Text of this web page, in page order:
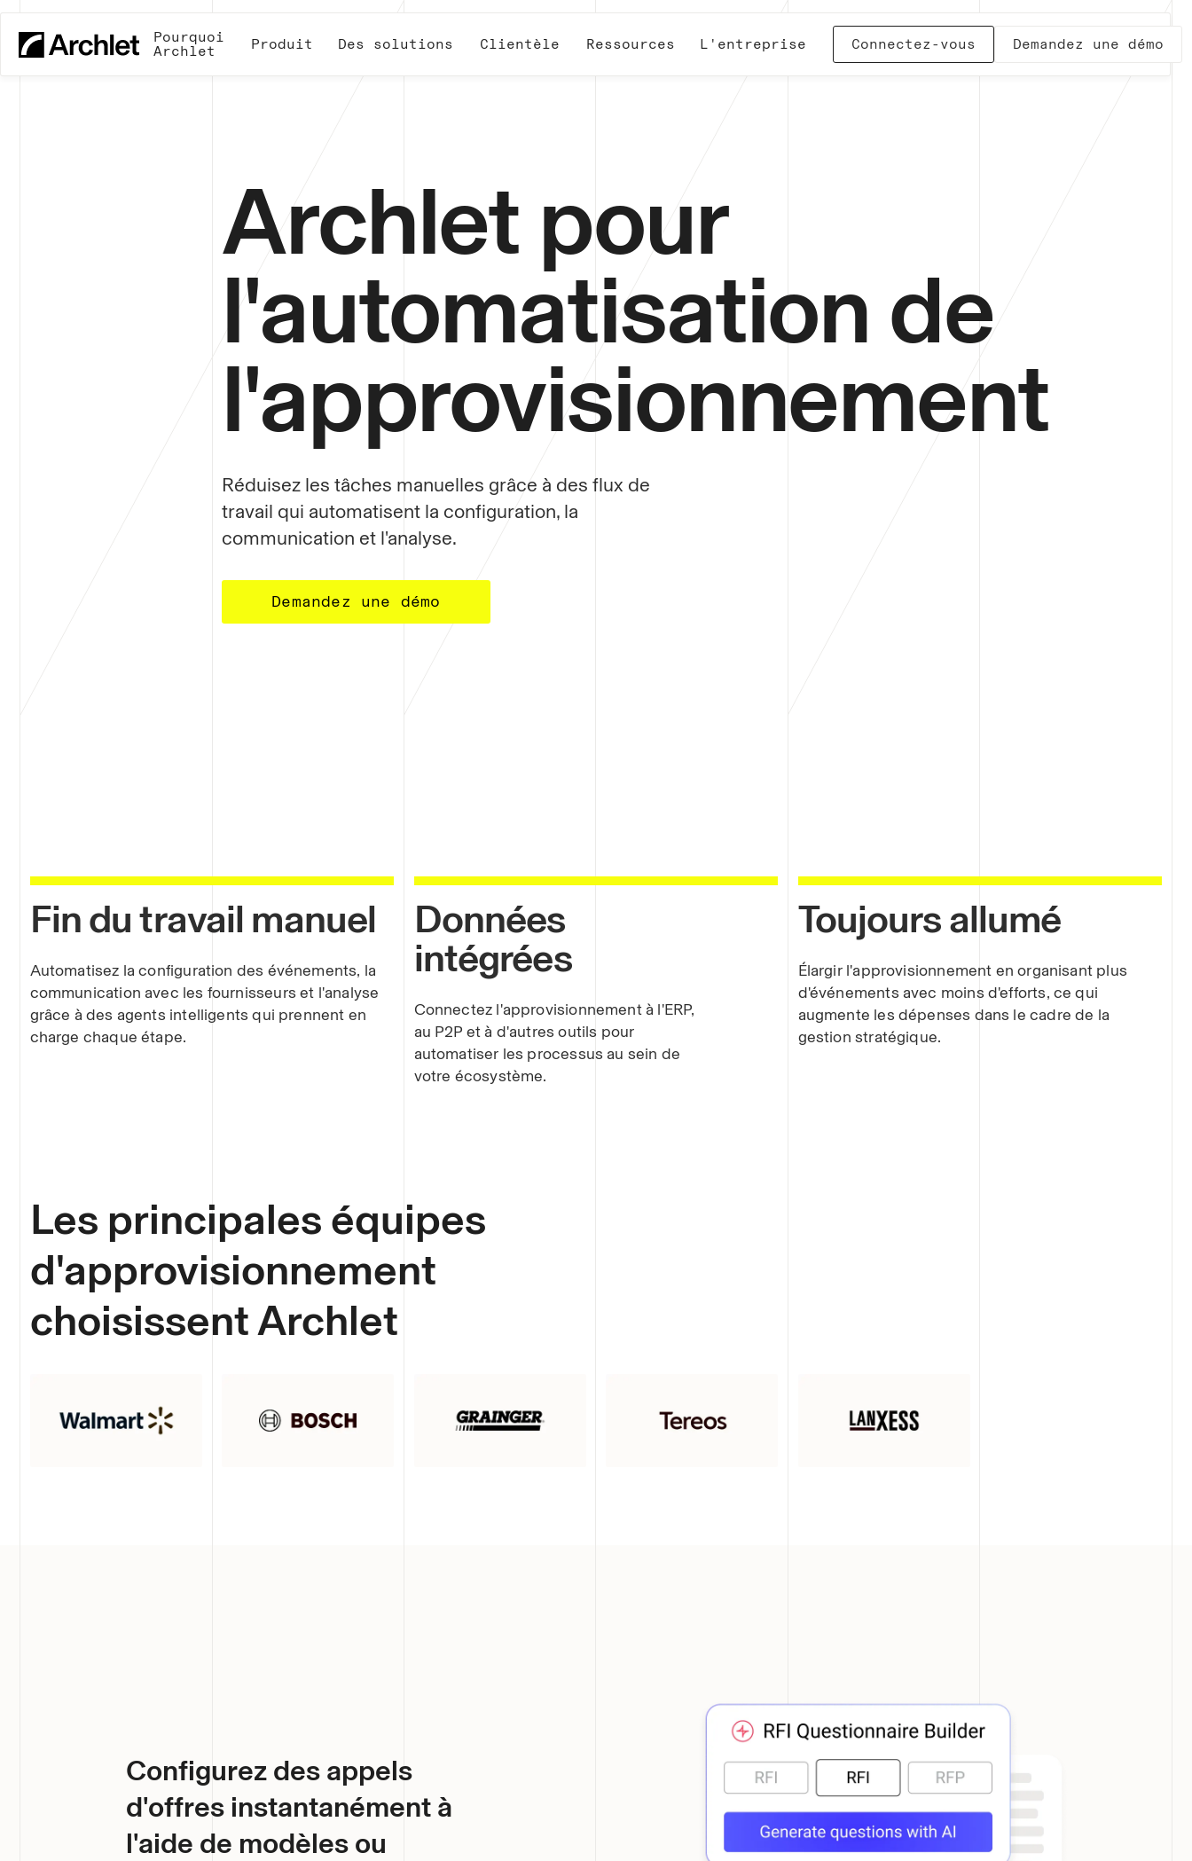
Pourquoi
Archlet
Produit Des solutions Clientèle Ressources L'entreprise Connectez-vous Demandez une démo
Archlet pour
l'automatisation de
l'approvisionnement
Réduisez les tâches manuelles grâce à des flux de
travail qui automatisent la configuration, la
communication et l'analyse.
Demandez une démo
Fin du travail manuel
Automatisez la configuration des événements, la
communication avec les fournisseurs et l'analyse
grâce à des agents intelligents qui prennent en
charge chaque étape.
Données
intégrées
Connectez l'approvisionnement à l'ERP,
au P2P et à d'autres outils pour
automatiser les processus au sein de
votre écosystème.
Toujours allumé
Élargir l'approvisionnement en organisant plus
d'événements avec moins d'efforts, ce qui
augmente les dépenses dans le cadre de la
gestion stratégique.
Les principales équipes
d'approvisionnement
choisissent Archlet
Configurez des appels
d'offres instantanément à
l'aide de modèles ou